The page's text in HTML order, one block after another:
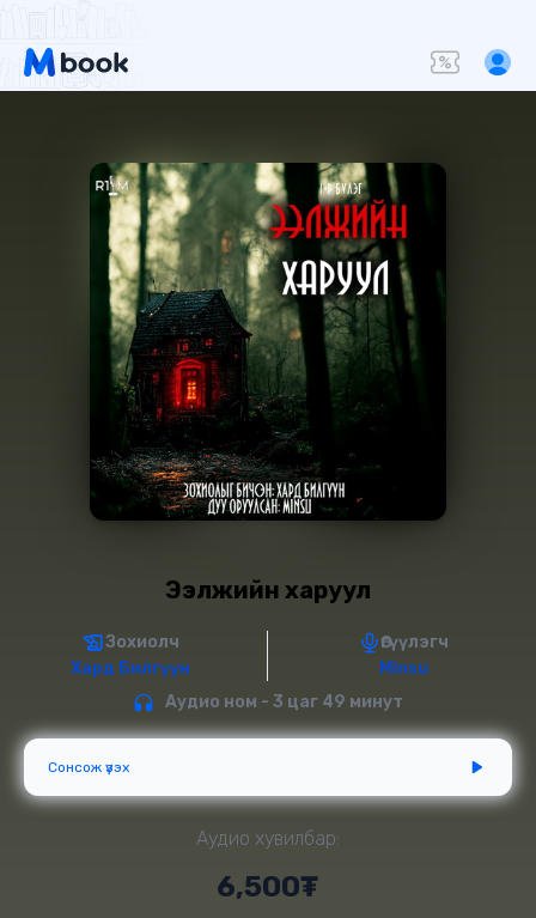
Ээлжийн харуул
Зохиолч
Хард Билгүүн
Өгүүлэгч
Minsu
Аудио ном - 3 цаг 49 минут
Сонсож үзэх
Аудио хувилбар:
6,500₮